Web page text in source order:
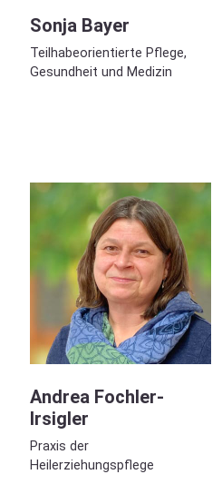
Sonja Bayer
Teilhabeorientierte Pflege,
Gesundheit und Medizin
Andrea Fochler-
Irsigler
Praxis der
Heilerziehungspflege